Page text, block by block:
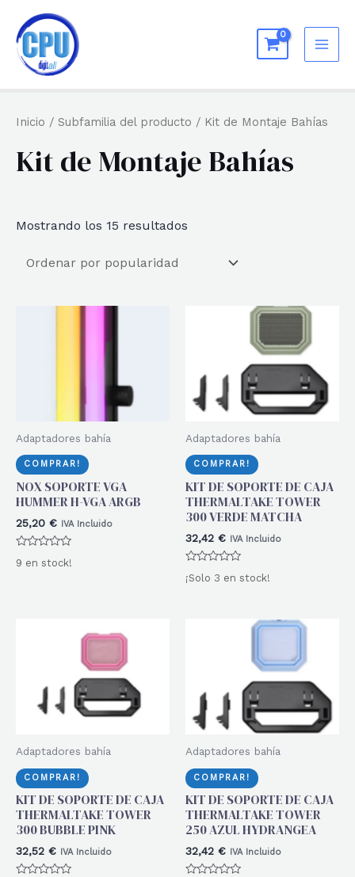
contenido
Inicio / Subfamilia del producto / Kit de Montaje Bahías
Kit de Montaje Bahías
Mostrando los 15 resultados
Adaptadores bahía
COMPRAR!
NOX SOPORTE VGA
HUMMER H-VGA ARGB
25,20 € IVA Incluido
con
9 en stock!
Adaptadores bahía
COMPRAR!
KIT DE SOPORTE DE CAJA
THERMALTAKE TOWER
300 VERDE MATCHA
32,42 € IVA Incluido
Valorado
con
¡Solo 3 en stock!
Adaptadores bahía
COMPRAR!
KIT DE SOPORTE DE CAJA
THERMALTAKE TOWER
300 BUBBLE PINK
32,52 € IVA Incluido
Adaptadores bahía
COMPRAR!
KIT DE SOPORTE DE CAJA
THERMALTAKE TOWER
250 AZUL HYDRANGEA
32,42 € IVA Incluido